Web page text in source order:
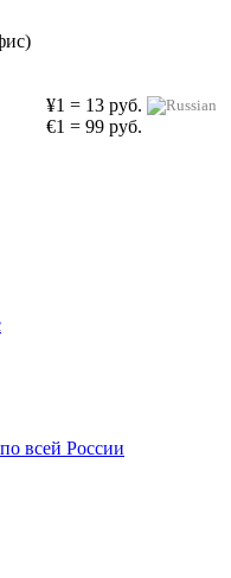
¥1 = 13 руб.
€1 = 99 руб.
всей России